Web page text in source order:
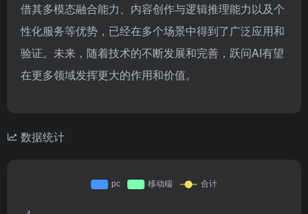
借其多模态融合能力、内容创作与逻辑推理能力以及个
性化服务等优势，已经在多个场景中得到了广泛应用和
验证。未来，随着技术的不断发展和完善，跃问AI有望
在更多领域发挥更大的作用和价值。
数据统计